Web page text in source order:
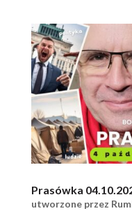
Prasówka
utworzone przez